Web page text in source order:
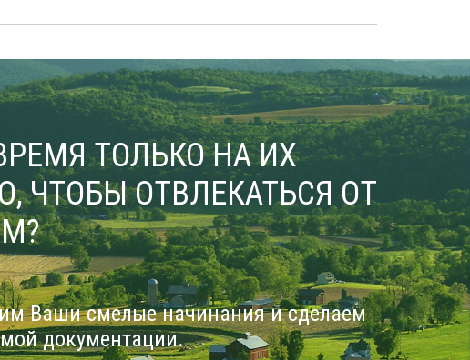
ТОЛЬКО НА ИХ
ЧТОБЫ ОТВЛЕКАТЬСЯ ОТ
Ваши смелые начинания и сделаем
документации.